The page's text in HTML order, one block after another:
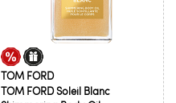
TOM FORD
TOM FORD Soleil Blanc